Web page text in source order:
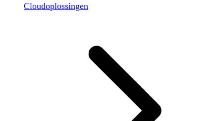
Cloudoplossingen